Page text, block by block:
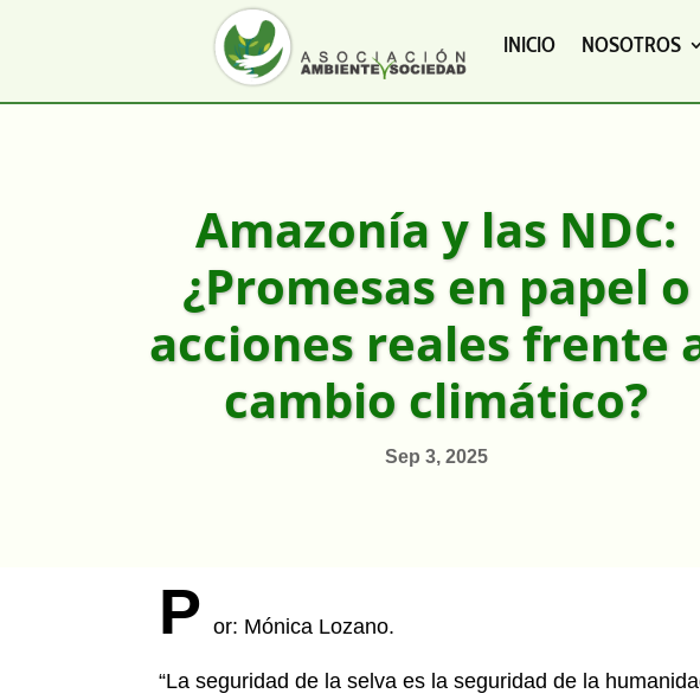
INICIO NOSOTROS
Amazonía y las NDC:
¿Promesas en papel o
acciones reales frente
cambio climático?
Sep 3, 2025
P or: Mónica Lozano.
“La seguridad de la selva es la seguridad de la